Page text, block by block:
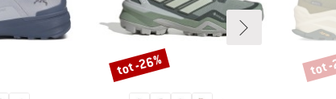
Korting
tot -26% tot